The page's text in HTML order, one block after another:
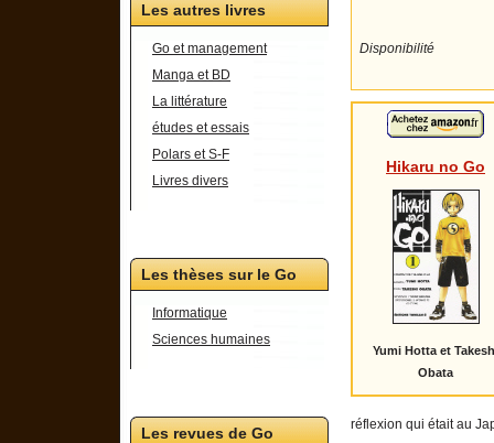
Les autres livres
Go et management
Manga et BD
La littérature
études et essais
Polars et S-F
Livres divers
Les thèses sur le Go
Informatique
Sciences humaines
Les revues de Go
Disponibilité
Hikaru no Go
Yumi Hotta et
Obata
réflexion qui était au